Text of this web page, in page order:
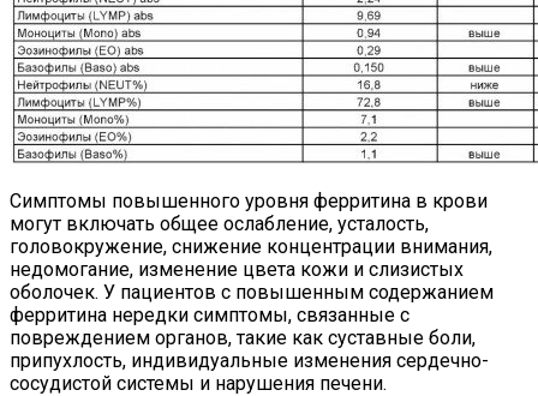
Симптомы повышенного уровня ферритина в крови
могут включать общее ослабление, усталость,
головокружение, снижение концентрации внимания,
недомогание, изменение цвета кожи и слизистых
оболочек. У пациентов с повышенным содержанием
ферритина нередки симптомы, связанные с
повреждением органов, такие как суставные боли,
припухлость, индивидуальные изменения сердечно-
сосудистой системы и нарушения печени.